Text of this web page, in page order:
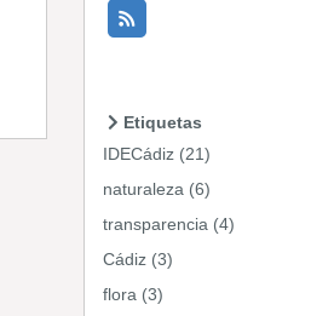
Etiquetas
IDECádiz (21)
naturaleza (6)
transparencia (4)
Cádiz (3)
flora (3)